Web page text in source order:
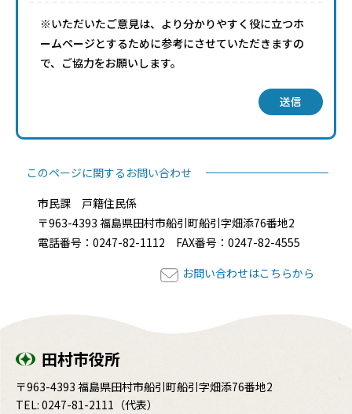
※いただいたご意見は、より分かりやすく役に立つホ
ームページとするために参考にさせていただきますの
で、ご協力をお願いします。
送信
このページに関するお問い合わせ
市民課 戸籍住民係
〒963-4393 福島県田村市船引町船引字畑添76番地2
電話番号：0247-82-1112 FAX番号：0247-82-4555
お問い合わせはこちらから
田村市役所
〒963-4393 福島県田村市船引町船引字畑添76番地2
TEL: 0247-81-2111 （代表）